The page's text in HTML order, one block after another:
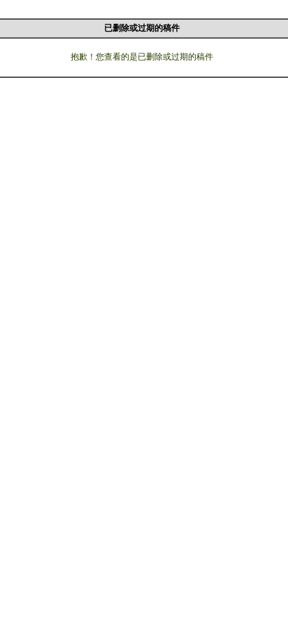
已删除或过期的稿件
抱歉！您查看的是已删除或过期的稿件